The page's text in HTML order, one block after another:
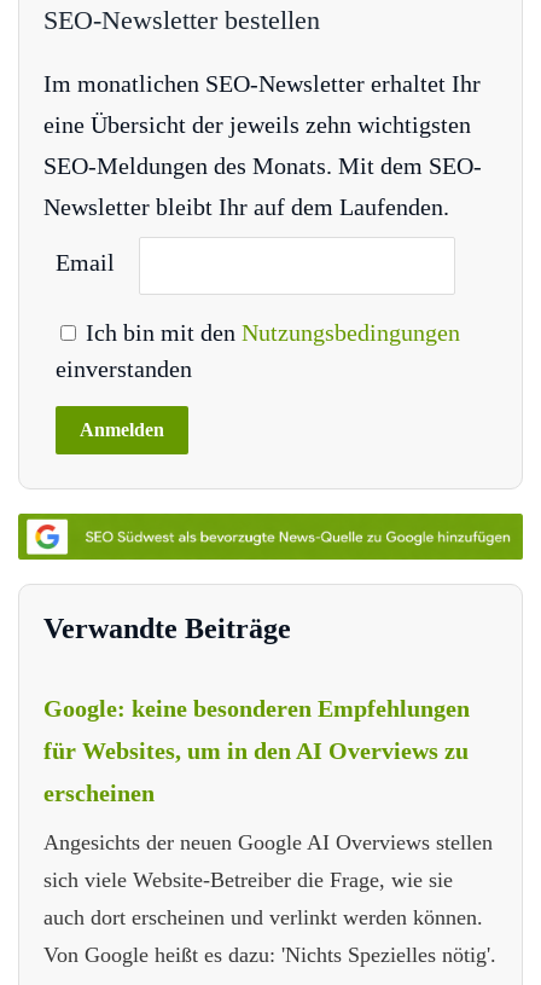
SEO-Newsletter bestellen
Im monatlichen SEO-Newsletter erhaltet Ihr
eine Übersicht der jeweils zehn wichtigsten
SEO-Meldungen des Monats. Mit dem SEO-
Newsletter bleibt Ihr auf dem Laufenden.
Email
Ich bin mit den Nutzungsbedingungen
einverstanden
Verwandte Beiträge
Google: keine besonderen Empfehlungen
für Websites, um in den AI Overviews zu
erscheinen
Angesichts der neuen Google AI Overviews stellen
sich viele Website-Betreiber die Frage, wie sie
auch dort erscheinen und verlinkt werden können.
Von Google heißt es dazu: 'Nichts Spezielles nötig'.